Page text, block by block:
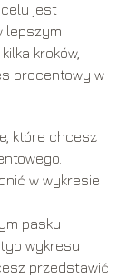
jest
lepszym
kroków,
procentowy w
które chcesz
w wykresie
pasku
wykresu
przedstawić